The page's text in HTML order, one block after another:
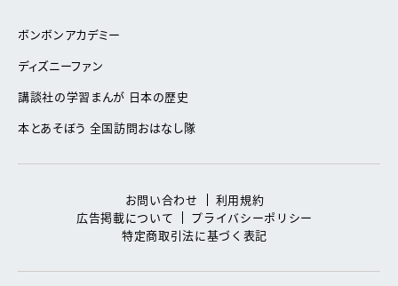
ボンボンアカデミー
ディズニーファン
講談社の学習まんが 日本の歴史
本とあそぼう 全国訪問おはなし隊
お問い合わせ
利用規約
広告掲載について
プライバシーポリシー
特定商取引法に基づく表記